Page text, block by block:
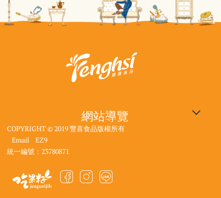
網站導覽
企業專區
大使館資訊
DIY線上預約
最新消息
購物須知
網站地圖
豐喜食品：640雲林縣斗六
市工業路118號
| 電話：05-557-1296
| 客服信箱：
fancy.service@jelly.com.tw
觀光工廠：640雲林縣斗六
市工業路118號
| 電話：05-557-4516
| 客服信箱：
touchedembassy.tw@gmail.com
COPYRIGHT © 2019 豐喜食品版權所有
Email
EZ9
統一編號：23780871